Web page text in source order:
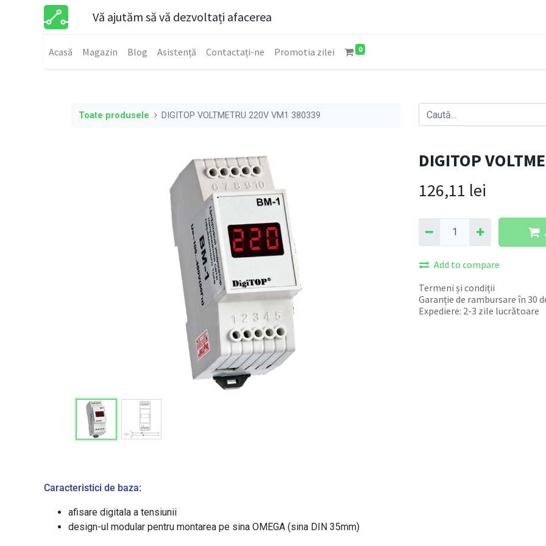
Vă ajutăm să vă dezvoltați afacerea
Acasă Magazin Blog Asistență Contactați-ne Promotia zilei 0
Toate produsele DIGITOP VOLTMETRU 220V VM1 380339
DIGITOP
126,11 lei
Add to compare
Termeni și condiții
Garanție de rambursare în 30
Expediere: 2-3 zile lucrătoare
Caracteristici de baza:
aﬁsare digitala a tensiunii
design-ul modular pentru montarea pe sina OMEGA (sina DIN 35mm)